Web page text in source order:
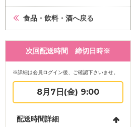
食品・飲料・酒へ戻る
次回配送時間 締切日時※
※詳細は会員ログイン後、ご確認下さいませ。
8月7日(金) 9:00
配送時間詳細